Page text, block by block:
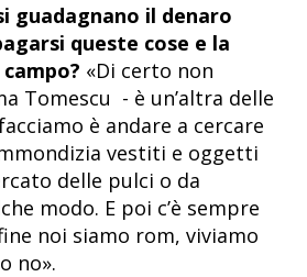
guadagnano il denaro
queste cose e la
«Di certo non
Tomescu - è un’altra delle
è andare a cercare
vestiti e oggetti
delle pulci o da
modo. E poi c’è sempre
noi siamo rom, viviamo
no».